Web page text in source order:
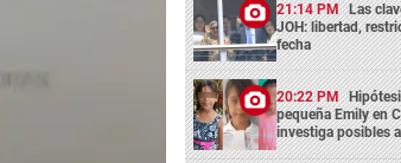
21:14 PM Las
JOH: libertad,
fecha
20:22 PM
pequeña Emily en
investiga posibles